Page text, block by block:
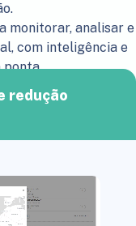
monitorar, analisar e
com inteligência e
ponta.
redução